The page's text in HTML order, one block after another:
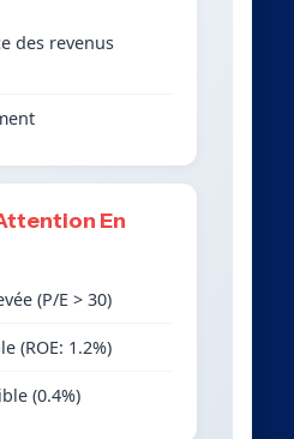
des revenus
En
(P/E > 30)
(ROE: 1.2%)
(0.4%)